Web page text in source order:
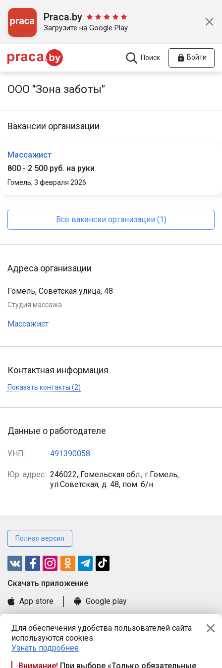
Для обеспечения удобства пользователей сайта
используются cookies.
Узнать подробнее
Внимание! При выборе «Только обязательные
Praca.by
Загрузите на Google Play
Поиск Войти
ООО "Зона заботы"
Вакансии организации
Массажист
800 - 2 500 руб. на руки
Гомель, 3 февраля 2026
Все вакансии организации (1)
Адреса организации
Гомель, Советская улица, 48
Студия массажа
Массажист
Контактная информация
Показать контакты (2)
Данные о работодателе
УНП: 491390058
Юр. адрес: 246022, Гомельская обл., г.Гомель,
ул.Советская, д. 48, пом. б/н
Полная версия
Cкачать приложение
App store
Google play
Книга замечаний и предложений
Правила и документы
Praca.by © 2000—2026, ООО «ПРАЦА БАЙ»